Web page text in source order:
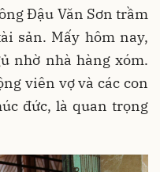
Đậu Văn Sơn trầm
sản. Mấy hôm nay,
nhờ nhà hàng xóm.
viên vợ và các con
đức, là quan trọng